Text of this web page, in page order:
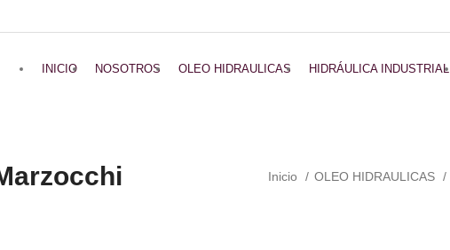
INICIO NOSOTROS OLEO HIDRAULICAS HIDRÁULICA INDUSTRIAL
Inicio OLEO HIDRAULICAS